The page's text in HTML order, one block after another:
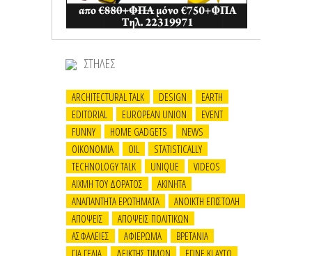
ΣΤΗΛΕΣ
ARCHITECTURAL TALK DESIGN
EARTH
EDITORIAL
EUROPEAN UNION
EVENT
FUNNY
HOME GADGETS
NEWS
OIKONOMIA
OIL
STATISTICALLY
TECHNOLOGY TALK
UNIQUE
VIDEOS
ΑΙΧΜΗ ΤΟΥ ΔΟΡΑΤΟΣ
ΑΚΙΝΗΤΑ
ΑΝΑΠΑΝΤΗΤΑ ΕΡΩΤΗΜΑΤΑ
ΑΝΟΙΚΤΗ ΕΠΙΣΤΟΛΗ
ΑΠΟΨΕΙΣ
ΑΠΟΨΕΙΣ ΠΟΛΙΤΙΚΩΝ
ΑΣΦΑΛΕΙΕΣ
ΑΦΙΕΡΩΜΑ
ΒΡΕΤΑΝΙΑ
ΓΙΑ ΓΕΛΙΑ
ΔΕΙΚΤΗΣ ΤΙΜΩΝ ΕΓΙΝΕ ΚΙ ΑΥΤΟ